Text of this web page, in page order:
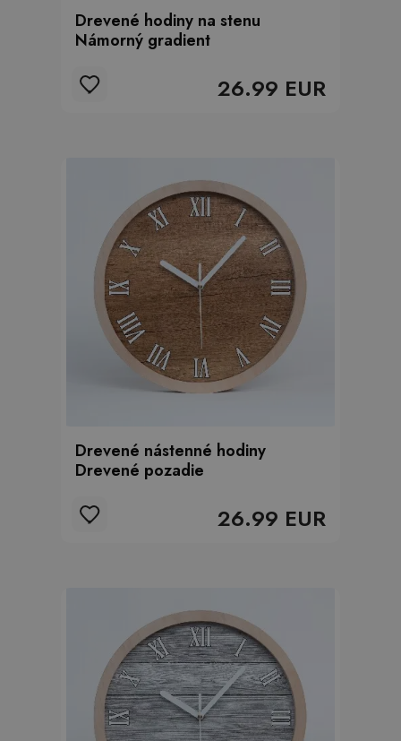
Drevené hodiny na stenu
Námorný gradient
26.99 EUR
Drevené nástenné hodiny
Drevené pozadie
26.99 EUR